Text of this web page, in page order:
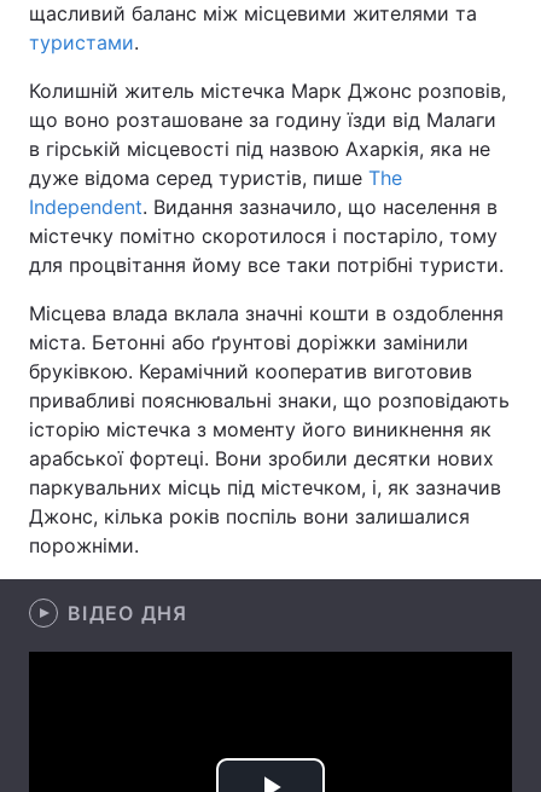
Україна Політика
Спорт Наука
Техно і зв'язок Лайт
Зброя Інциденти
Здоров'я
Цікавинки Погода
Екологія Регіони
Лонгріди
Відео з Youtube Статті
Архів
щасливий баланс між місцевими жителями та
туристами.
Колишній житель містечка Марк Джонс розповів,
що воно розташоване за годину їзди від Малаги
в гірській місцевості під назвою Ахаркія, яка не
дуже відома серед туристів, пише The
Independent. Видання зазначило, що населення в
містечку помітно скоротилося і постаріло, тому
для процвітання йому все таки потрібні туристи.
Місцева влада вклала значні кошти в оздоблення
міста. Бетонні або ґрунтові доріжки замінили
бруківкою. Керамічний кооператив виготовив
привабливі пояснювальні знаки, що розповідають
історію містечка з моменту його виникнення як
арабської фортеці. Вони зробили десятки нових
паркувальних місць під містечком, і, як зазначив
Джонс, кілька років поспіль вони залишалися
порожніми.
ВІДЕО ДНЯ